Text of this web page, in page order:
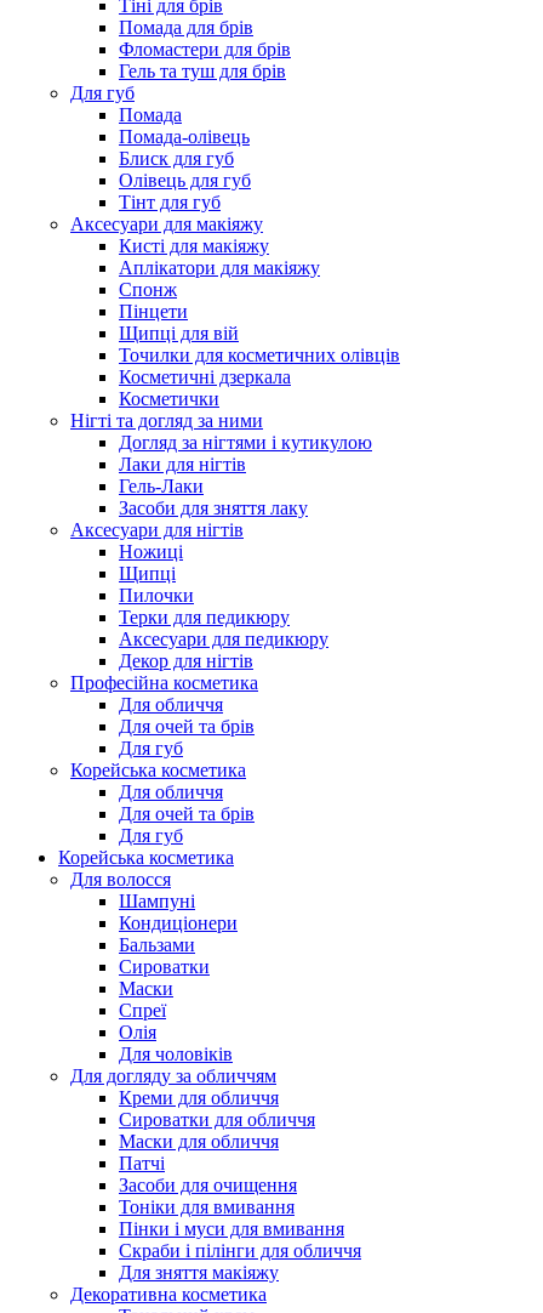
Тіні для брів
Помада для брів
Фломастери для брів
Гель та туш для брів
Для губ
Помада
Помада-олівець
Блиск для губ
Олівець для губ
Тінт для губ
Аксесуари для макіяжу
Кисті для макіяжу
Аплікатори для макіяжу
Спонж
Пінцети
Щипці для вій
Точилки для косметичних олівців
Косметичні дзеркала
Косметички
Нігті та догляд за ними
Догляд за нігтями і кутикулою
Лаки для нігтів
Гель-Лаки
Засоби для зняття лаку
Аксесуари для нігтів
Ножиці
Щипці
Пилочки
Терки для педикюру
Аксесуари для педикюру
Декор для нігтів
Професійна косметика
Для обличчя
Для очей та брів
Для губ
Корейська косметика
Для обличчя
Для очей та брів
Для губ
Корейська косметика
Для волосся
Шампуні
Кондиціонери
Бальзами
Сироватки
Маски
Спреї
Олія
Для чоловіків
Для догляду за обличчям
Креми для обличчя
Сироватки для обличчя
Маски для обличчя
Патчі
Засоби для очищення
Тоніки для вмивання
Пінки і муси для вмивання
Скраби і пілінги для обличчя
Для зняття макіяжу
Декоративна косметика